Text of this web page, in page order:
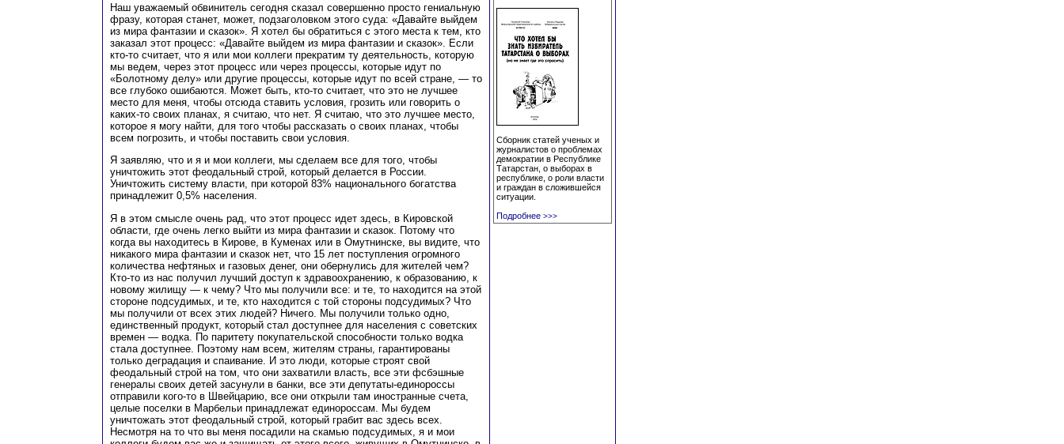
Наш уважаемый обвинитель сегодня сказал совершенно просто гениальную
фразу, которая станет, может, подзаголовком этого суда: «Давайте выйдем
из мира фантазии и сказок». Я хотел бы обратиться с этого места к тем, кто
заказал этот процесс: «Давайте выйдем из мира фантазии и сказок». Если
кто-то считает, что я или мои коллеги прекратим ту деятельность, которую
мы ведем, через этот процесс или через процессы, которые идут по
«Болотному делу» или другие процессы, которые идут по всей стране, — то
все глубоко ошибаются. Может быть, кто-то считает, что это не лучшее
место для меня, чтобы отсюда ставить условия, грозить или говорить о
каких-то своих планах, я считаю, что нет. Я считаю, что это лучшее место,
которое я могу найти, для того чтобы рассказать о своих планах, чтобы
всем погрозить, и чтобы поставить свои условия.
Я заявляю, что и я и мои коллеги, мы сделаем все для того, чтобы
уничтожить этот феодальный строй, который делается в России.
Уничтожить систему власти, при которой 83% национального богатства
принадлежит 0,5% населения.
Я в этом смысле очень рад, что этот процесс идет здесь, в Кировской
области, где очень легко выйти из мира фантазии и сказок. Потому что
когда вы находитесь в Кирове, в Куменах или в Омутнинске, вы видите, что
никакого мира фантазии и сказок нет, что 15 лет поступления огромного
количества нефтяных и газовых денег, они обернулись для жителей чем?
Кто-то из нас получил лучший доступ к здравоохранению, к образованию, к
новому жилищу — к чему? Что мы получили все: и те, то находится на этой
стороне подсудимых, и те, кто находится с той стороны подсудимых? Что
мы получили от всех этих людей? Ничего. Мы получили только одно,
единственный продукт, который стал доступнее для населения с советских
времен — водка. По паритету покупательской способности только водка
стала доступнее. Поэтому нам всем, жителям страны, гарантированы
только деградация и спаивание. И это люди, которые строят свой
феодальный строй на том, что они захватили власть, все эти фсбэшные
генералы своих детей засунули в банки, все эти депутаты-единороссы
отправили кого-то в Швейцарию, все они открыли там иностранные счета,
целые поселки в Марбельи принадлежат единороссам. Мы будем
уничтожать этот феодальный строй, который грабит вас здесь всех.
Несмотря на то что вы меня посадили на скамью подсудимых, я и мои
Сборник статей ученых и
журналистов о проблемах
демократии в Республике
Татарстан, о выборах в
республике, о роли власти
и граждан в сложившейся
ситуации.
Подробнее >>>